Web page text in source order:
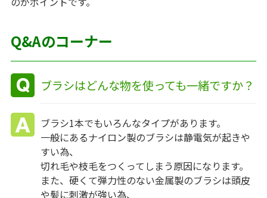
Q&Aのコーナー
ブラシはどんな物を使っても一緒ですか？
ブラシ1本でもいろんなタイプがあります。
一般にあるナイロン製のブラシは静電気が起きや
すい為、
切れ毛や枝毛をつくってしまう原因になります。
また、硬くて弾力性のない金属製のブラシは頭皮
や髪に刺激が強い為、